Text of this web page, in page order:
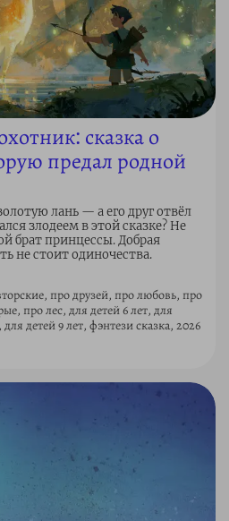
сказка о
предал родной
лань — а его друг отвёл
злодеем в этой сказке? Не
брат принцессы. Добрая
не стоит одиночества.
про друзей, про любовь, про
про лес, для детей 6 лет, для
детей 9 лет, фэнтези сказка, 2026